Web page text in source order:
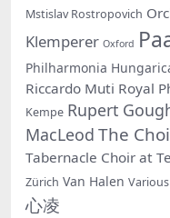
Mstislav Rostropovich
Klemperer Oxford
Philharmonia
Riccardo Muti Royal
Kempe Rupert
MacLeod The
Tabernacle Choir at
Zürich Van Halen
心凌